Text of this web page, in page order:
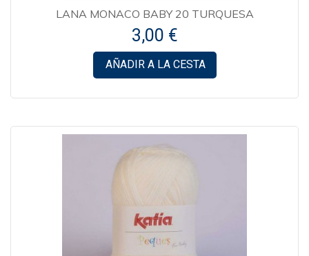
LANA MONACO BABY 20 TURQUESA
3,00 €
AÑADIR A LA CESTA